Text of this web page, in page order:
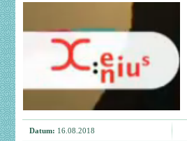
Datum: 16.08.2018